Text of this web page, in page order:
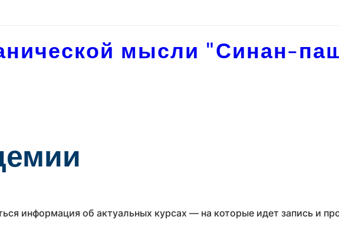
мысли "Синан-
информация об актуальных курсах — на которые идет запись и